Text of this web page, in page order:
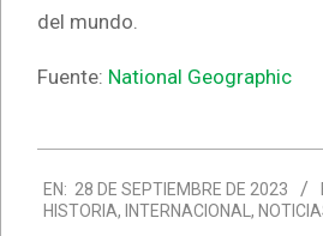
del mundo.
Fuente: National Geographic
09-
28
EN: 28 DE SEPTIEMBRE DE 2023
HISTORIA, INTERNACIONAL ,